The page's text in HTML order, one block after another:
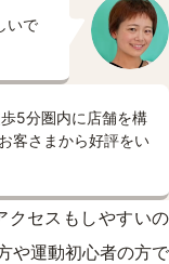
いで
5分圏内に店舗を構
客さまから好評をい
クセスもしやすいの
や運動初心者の方で